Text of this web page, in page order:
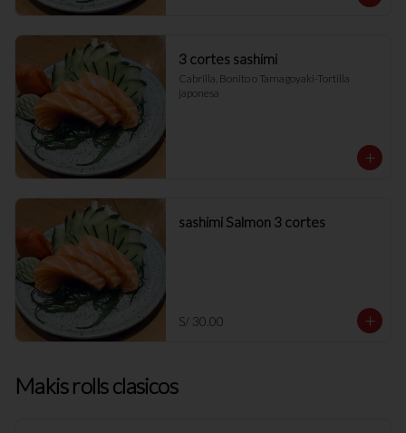
3 cortes sashimi
Cabrilla, Bonito o Tamagoyaki-Tortilla
japonesa
sashimi Salmon 3 cortes
S/ 30.00
Makis rolls clasicos